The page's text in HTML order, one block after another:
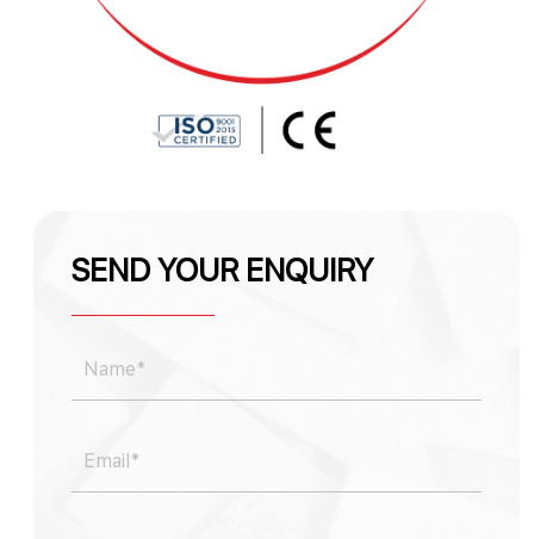
SEND YOUR ENQUIRY